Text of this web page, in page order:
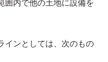
囲内で他の土地に設備を
インとしては、次のもの